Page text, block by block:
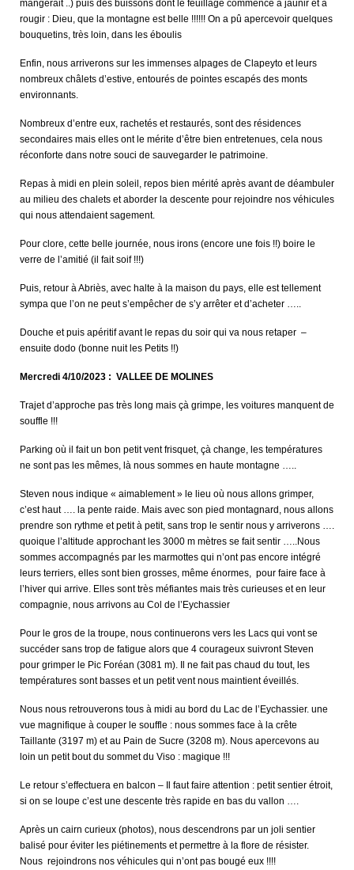
mangerait ..) puis des buissons dont le feuillage commence à jaunir et à
rougir : Dieu, que la montagne est belle !!!!!! On a pû apercevoir quelques
bouquetins, très loin, dans les éboulis
Enfin, nous arriverons sur les immenses alpages de Clapeyto et leurs
nombreux châlets d’estive, entourés de pointes escapés des monts
environnants.
Nombreux d’entre eux, rachetés et restaurés, sont des résidences
secondaires mais elles ont le mérite d’être bien entretenues, cela nous
réconforte dans notre souci de sauvegarder le patrimoine.
Repas à midi en plein soleil, repos bien mérité après avant de déambuler
au milieu des chalets et aborder la descente pour rejoindre nos véhicules
qui nous attendaient sagement.
Pour clore, cette belle journée, nous irons (encore une fois !!) boire le
verre de l’amitié (il fait soif !!!)
Puis, retour à Abriès, avec halte à la maison du pays, elle est tellement
sympa que l’on ne peut s’empêcher de s’y arrêter et d’acheter …..
Douche et puis apéritif avant le repas du soir qui va nous retaper –
ensuite dodo (bonne nuit les Petits !!)
Mercredi 4/10/2023 : VALLEE DE MOLINES
Trajet d’approche pas très long mais çà grimpe, les voitures manquent de
souffle !!!
Parking où il fait un bon petit vent frisquet, çà change, les températures
ne sont pas les mêmes, là nous sommes en haute montagne …..
Steven nous indique « aimablement » le lieu où nous allons grimper,
c’est haut …. la pente raide. Mais avec son pied montagnard, nous allons
prendre son rythme et petit à petit, sans trop le sentir nous y arriverons ….
quoique l’altitude approchant les 3000 m mètres se fait sentir …..Nous
sommes accompagnés par les marmottes qui n’ont pas encore intégré
leurs terriers, elles sont bien grosses, même énormes, pour faire face à
l’hiver qui arrive. Elles sont très méfiantes mais très curieuses et en leur
compagnie, nous arrivons au Col de l’Eychassier
Pour le gros de la troupe, nous continuerons vers les Lacs qui vont se
succéder sans trop de fatigue alors que 4 courageux suivront Steven
pour grimper le Pic Foréan (3081 m). Il ne fait pas chaud du tout, les
températures sont basses et un petit vent nous maintient éveillés.
Nous nous retrouverons tous à midi au bord du Lac de l’Eychassier. une
vue magnifique à couper le souffle : nous sommes face à la crête
Taillante (3197 m) et au Pain de Sucre (3208 m). Nous apercevons au
loin un petit bout du sommet du Viso : magique !!!
Le retour s’effectuera en balcon – Il faut faire attention : petit sentier étroit,
si on se loupe c’est une descente très rapide en bas du vallon ….
Après un cairn curieux (photos), nous descendrons par un joli sentier
balisé pour éviter les piétinements et permettre à la flore de résister.
Nous rejoindrons nos véhicules qui n’ont pas bougé eux !!!!